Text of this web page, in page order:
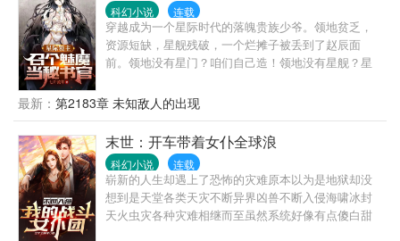
科幻小说 连载
穿越成为一个星际时代的落魄贵族少爷。领地贫乏，
资源短缺，星舰残破，一个烂摊子被丢到了赵辰面
前。领地没有星门？咱们自己造！领地没有星舰？星
率领无人机集群犹如蜂群来袭的航母星舰，宣布着战
场的统治力。一切真理就在星际战列舰的巨炮射程范
围之内。帝国研发出了T5科技的星舰？不好意思，我
已经服役了一支舰队的T5星舰！在赵辰的字典里面，
没有什么事情是星舰解决不了的。如果有的话，那就
再派两支舰队过去！路人甲：我要报名入伍，我要加
入赵辰指挥官的舰队！赵辰：对不起，我只招女兵。
最新： 第2183章 未知敌人的出现
末世：开车带着女仆全球浪
科幻小说 连载
崭新的人生却遇上了恐怖的灾难原本以为是地狱却没
想到是天堂各类天灾不断异界凶兽不断入侵海啸冰封
天火虫灾各种灾难相继而至虽然系统好像有点傻白甜